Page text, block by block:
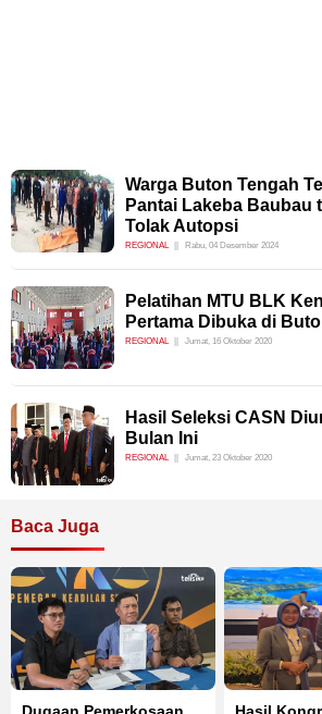
Warga Buton Tengah
Pantai Lakeba Baubau
Tolak Autopsi
REGIONAL Rabu, 04 Desember 2024
Pelatihan MTU BLK
Pertama Dibuka di
REGIONAL Jumat, 16 Oktober 2020
Hasil Seleksi CASN
Bulan Ini
REGIONAL Jumat, 23 Oktober 2020
Baca Juga
Dugaan Pemerkosaan Hasil